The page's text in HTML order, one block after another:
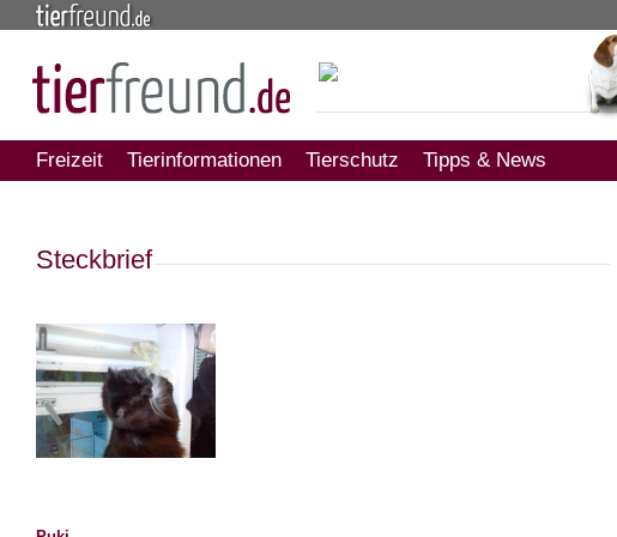
Freizeit Tierinformationen Tierschutz Tipps & News
Steckbrief